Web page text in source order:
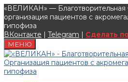
«ВЕЛИКАН» —
организация пациентов с
гипофиза
ВКонтакте | Telegram | Сделать
МЕНЮ